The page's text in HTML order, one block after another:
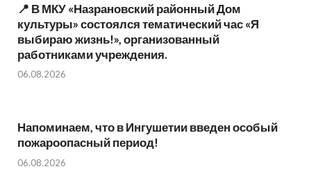
📍 В МКУ «Назрановский районный Дом
культуры» состоялся тематический час «Я
выбираю жизнь!», организованный
работниками учреждения.
06.08.2026
Напоминаем, что в Ингушетии введен особый
пожароопасный период!⁣⁣⠀
06.08.2026